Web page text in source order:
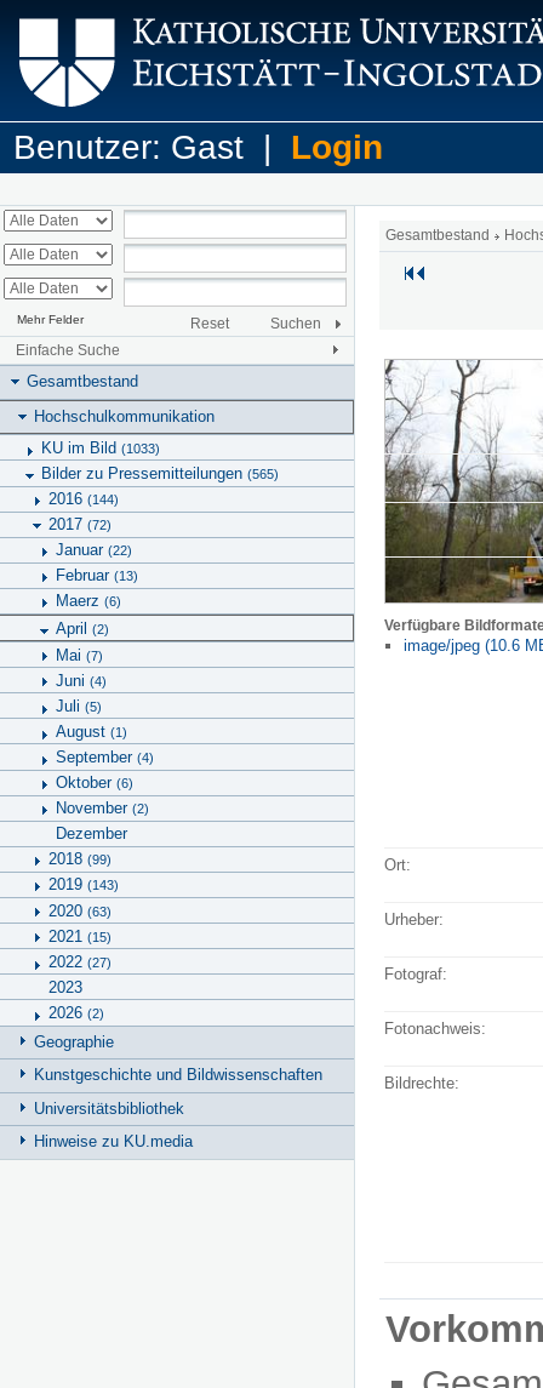
Benutzer: Gast | Login
Mehr Felder Reset
Suchen
Einfache Suche
Gesamtbestand
Hochschulkommunikation
KU im Bild (1033)
Bilder zu Pressemitteilungen (565)
2016 (144)
2017 (72)
Januar (22)
Februar (13)
Maerz (6)
April (2)
Mai (7)
Juni (4)
Juli (5)
August (1)
September (4)
Oktober (6)
November (2)
Dezember
2018 (99)
2019 (143)
2020 (63)
2021 (15)
2022 (27)
2023
2026 (2)
Geographie
Kunstgeschichte und Bildwissenschaften
Universitätsbibliothek
Hinweise zu KU.media
Gesamtbestand
Verfügbare
image/jpeg (10.6
Ort:
Urheber:
Fotograf:
Fotonachweis:
Bildrechte: